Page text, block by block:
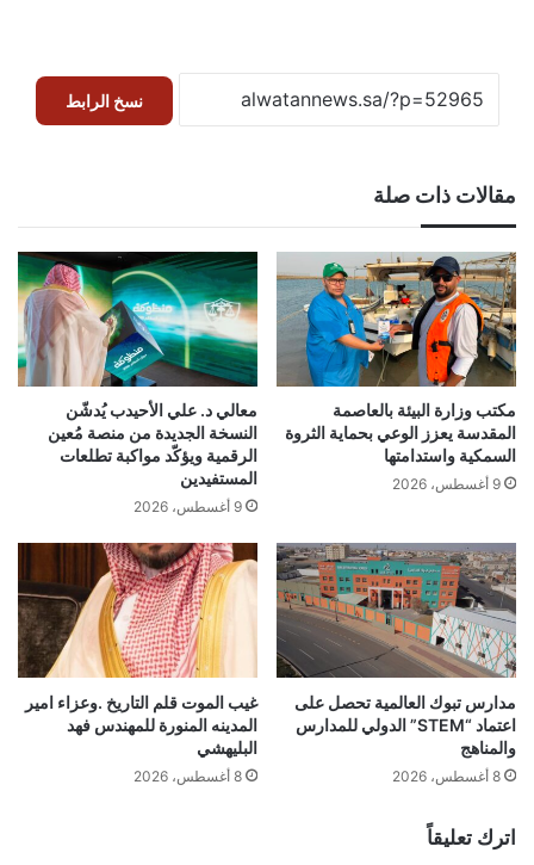
نسخ الرابط
مقالات ذات صلة
مكتب وزارة البيئة بالعاصمة
المقدسة يعزز الوعي بحماية الثروة
السمكية واستدامتها
9 أغسطس، 2026
معالي د. علي الأحيدب يُدشّن
النسخة الجديدة من منصة مُعين
الرقمية ويؤكّد مواكبة تطلعات
المستفيدين
9 أغسطس، 2026
مدارس تبوك العالمية تحصل على
اعتماد “STEM” الدولي للمدارس
والمناهج
8 أغسطس، 2026
غيب الموت قلم التاريخ .وعزاء امير
المدينه المنورة للمهندس فهد
البليهشي
8 أغسطس، 2026
اترك تعليقاً